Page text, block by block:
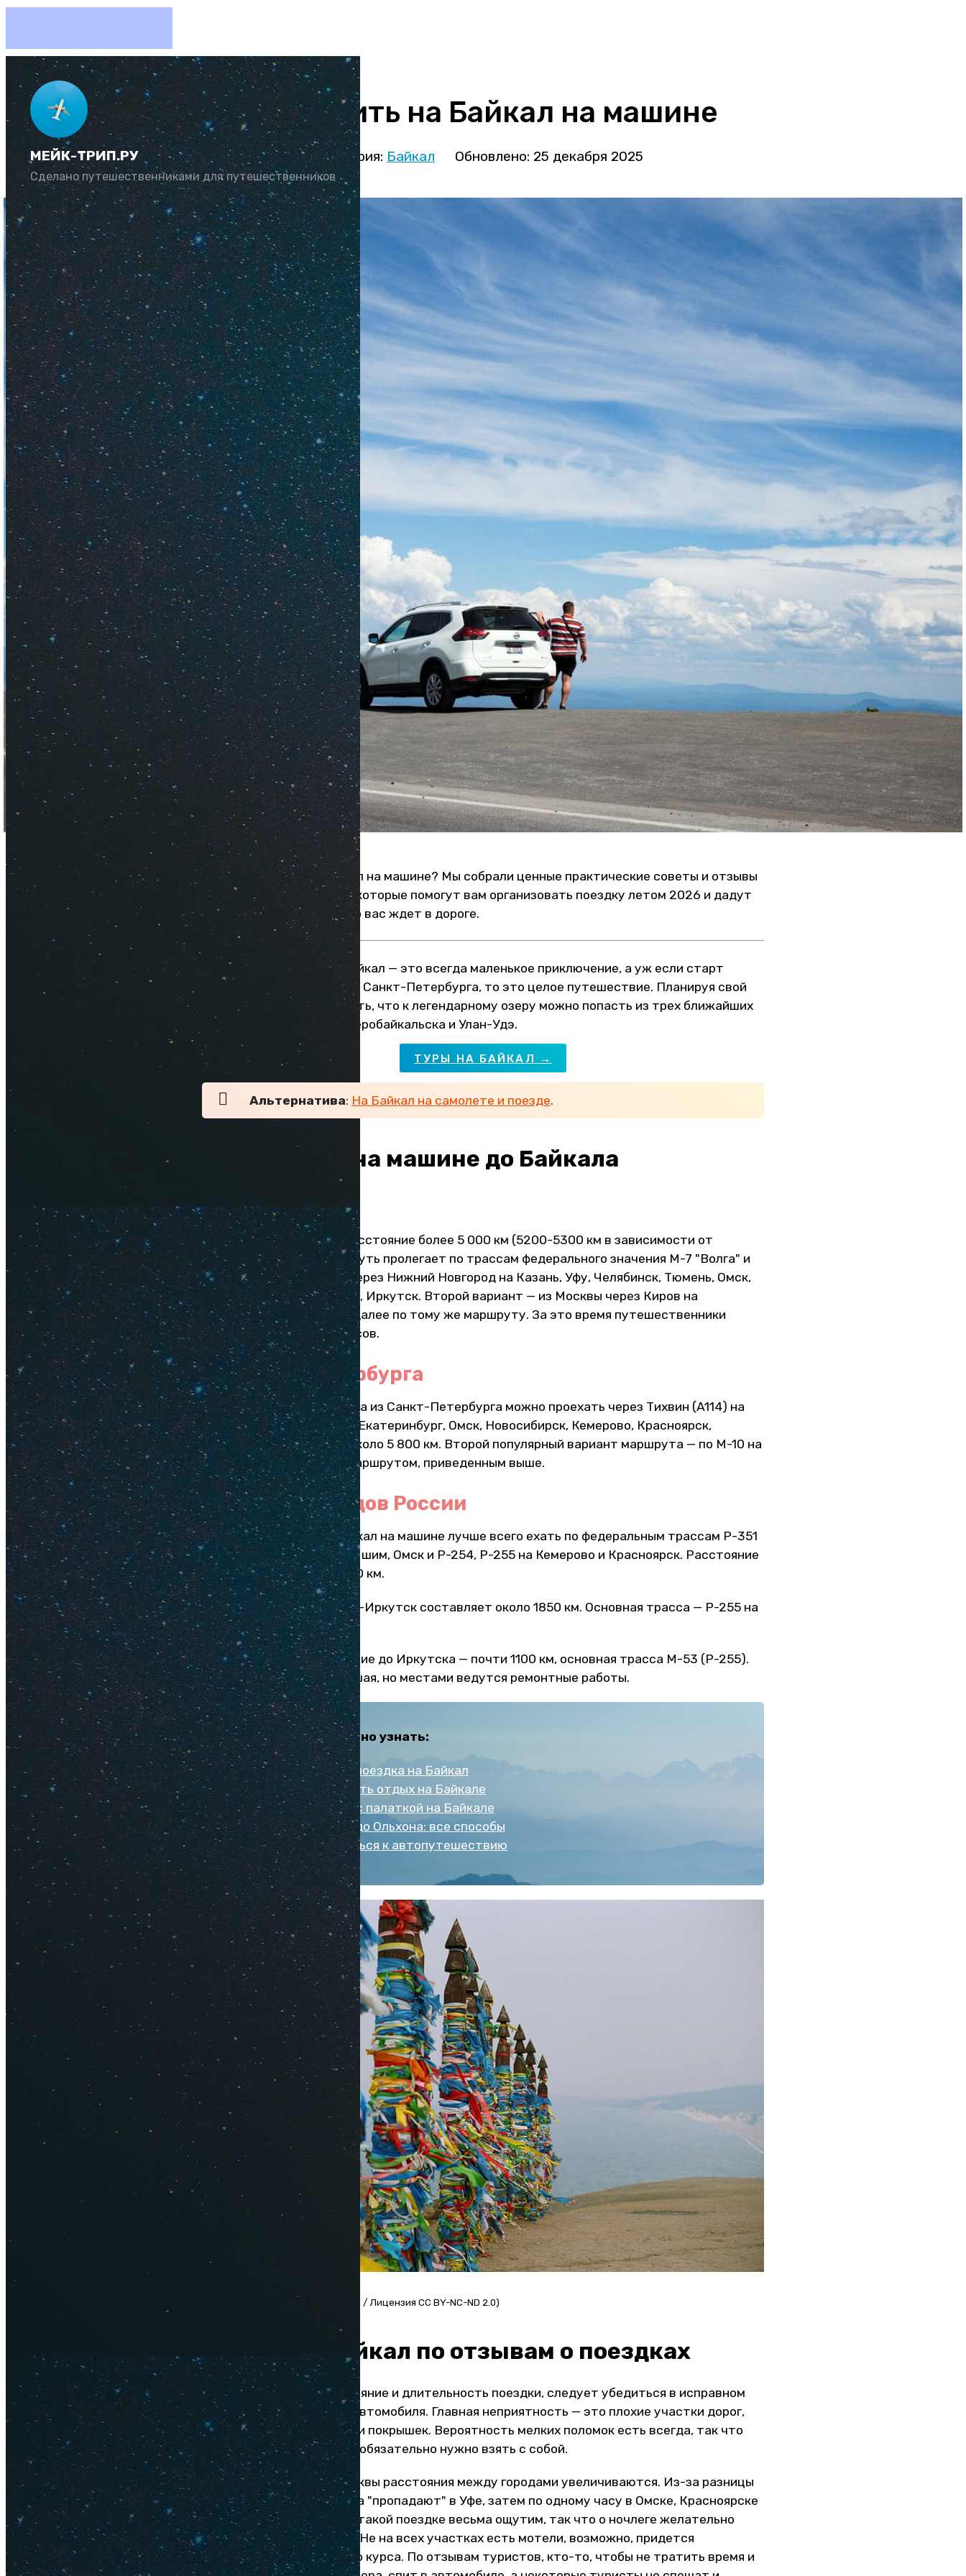
МЕЙК-ТРИП.РУ
Сделано путешественниками для путешественников
Как съездить на Байкал на машине
Автор: Искра Категория: Байкал Обновлено: 25 декабря 2025
В планах посетить Байкал на машине? Мы собрали ценные практические советы и отзывы
автопутешественников, которые помогут вам организовать поездку летом 2026 и дадут
представление о том, что вас ждет в дороге.
Поездка на машине на Байкал — это всегда маленькое приключение, а уж если старт
предстоит из Москвы или Санкт-Петербурга, то это целое путешествие. Планируя свой
маршрут, нужно учитывать, что к легендарному озеру можно попасть из трех ближайших
городов — Иркутска, Северобайкальска и Улан-Удэ.
ТУРЫ НА БАЙКАЛ →
Альтернатива: На Байкал на самолете и поезде.
Как доехать на машине до Байкала
Из Москвы
От Москвы до Байкала расстояние более 5 000 км (5200-5300 км в зависимости от
выбранного маршрута). Путь пролегает по трассам федерального значения М-7 "Волга" и
М-53 (P255) "Сибирь" — через Нижний Новгород на Казань, Уфу, Челябинск, Тюмень, Омск,
Новосибирск, Красноярск, Иркутск. Второй вариант — из Москвы через Киров на
Екатеринбург, Тюмень и далее по тому же маршруту. За это время путешественники
сменят пять часовых поясов.
Из Санкт-Петербурга
На автомобиле до Байкала из Санкт-Петербурга можно проехать через Тихвин (A114) на
Вологду, далее на Киров, Екатеринбург, Омск, Новосибирск, Кемерово, Красноярск,
Иркутск. Расстояние — около 5 800 км. Второй популярный вариант маршрута — по М-10 на
Москву, оттуда любым маршрутом, приведенным выше.
Из других городов России
Из Екатеринбурга на Байкал на машине лучше всего ехать по федеральным трассам P-351
через Тюмень, P-402 на Ишим, Омск и P-254, P-255 на Кемерово и Красноярск. Расстояние
до Иркутска — около 3500 км.
Расстояние Новосибирск-Иркутск составляет около 1850 км. Основная трасса — P-255 на
Кемерово, Красноярск.
Из Красноярска расстояние до Иркутска — почти 1100 км, основная трасса М-53 (P-255).
По отзывам, дорога хорошая, но местами ведутся ремонтные работы.
Вам будет интересно узнать:
Сколько стоит поездка на Байкал
Как спланировать отдых на Байкале
Где отдохнуть с палаткой на Байкале
Как добраться до Ольхона: все способы
Как подготовиться к автопутешествию
(Фото: marla_rochester / flickr.com / Лицензия CC BY-NC-ND 2.0)
Дорога на Байкал по отзывам о поездках
Учитывая дальнее расстояние и длительность поездки, следует убедиться в исправном
техническом состоянии автомобиля. Главная неприятность — это плохие участки дорог,
что опасно для подвески и покрышек. Вероятность мелких поломок есть всегда, так что
запаску, запчасти и трос обязательно нужно взять с собой.
По мере удаления от Москвы расстояния между городами увеличиваются. Из-за разницы
в часовых поясах два часа "пропадают" в Уфе, затем по одному часу в Омске, Красноярске
и Тулуне. А каждый час в такой поездке весьма ощутим, так что о ночлеге желательно
побеспокоиться заранее. Не на всех участках есть мотели, возможно, придется
отклоняться от заданного курса. По отзывам туристов, кто-то, чтобы не тратить время и